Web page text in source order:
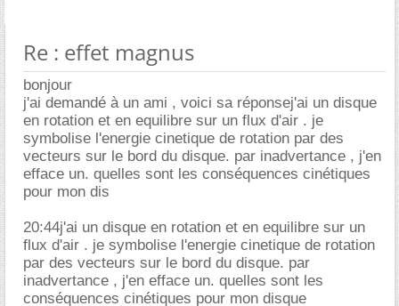
Re : effet magnus
bonjour
j'ai demandé à un ami , voici sa réponsej'ai un disque
en rotation et en equilibre sur un flux d'air . je
symbolise l'energie cinetique de rotation par des
vecteurs sur le bord du disque. par inadvertance , j'en
efface un. quelles sont les conséquences cinétiques
pour mon dis
20:44j'ai un disque en rotation et en equilibre sur un
flux d'air . je symbolise l'energie cinetique de rotation
par des vecteurs sur le bord du disque. par
inadvertance , j'en efface un. quelles sont les
conséquences cinétiques pour mon disque